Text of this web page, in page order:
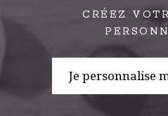
CRÉEZ
Je personnalise